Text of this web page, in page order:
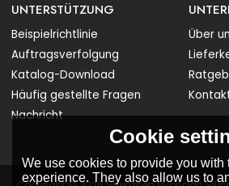
UNTERSTÜTZUNG
Beispielrichtlinie
Auftragsverfolgung
Katalog-Download
Häufig gestellte Fragen
Nachricht
Über
Cookie
We use cookies to provide you with
experience. They also allow us to